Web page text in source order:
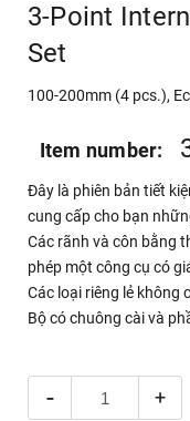
3-Point
Set
100-200mm (4 pcs.),
Item number:
Đây là phiên bản tiết
cung cấp cho bạn
Các rãnh và côn bằng
phép một công cụ có
Các loại riêng lẻ không
Bộ có chuông cài và
- +